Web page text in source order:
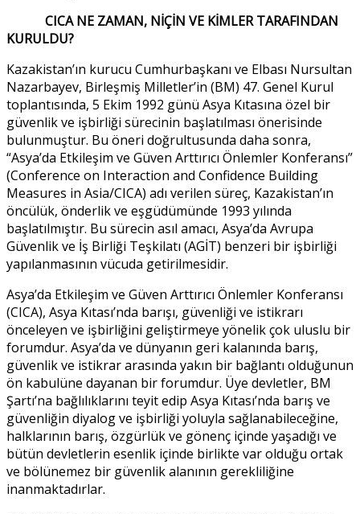
CICA NE ZAMAN, NİÇİN VE KİMLER TARAFINDAN
KURULDU?
Kazakistan’ın kurucu Cumhurbaşkanı ve Elbası Nursultan
Nazarbayev, Birleşmiş Milletler’in (BM) 47. Genel Kurul
toplantısında, 5 Ekim 1992 günü Asya Kıtasına özel bir
güvenlik ve işbirliği sürecinin başlatılması önerisinde
bulunmuştur. Bu öneri doğrultusunda daha sonra,
“Asya’da Etkileşim ve Güven Arttırıcı Önlemler Konferansı”
(Conference on Interaction and Confidence Building
Measures in Asia/CICA) adı verilen süreç, Kazakistan’ın
öncülük, önderlik ve eşgüdümünde 1993 yılında
başlatılmıştır. Bu sürecin asıl amacı, Asya’da Avrupa
Güvenlik ve İş Birliği Teşkilatı (AGİT) benzeri bir işbirliği
yapılanmasının vücuda getirilmesidir.
Asya’da Etkileşim ve Güven Arttırıcı Önlemler Konferansı
(CICA), Asya Kıtası’nda barışı, güvenliği ve istikrarı
önceleyen ve işbirliğini geliştirmeye yönelik çok uluslu bir
forumdur. Asya’da ve dünyanın geri kalanında barış,
güvenlik ve istikrar arasında yakın bir bağlantı olduğunun
ön kabulüne dayanan bir forumdur. Üye devletler, BM
Şartı’na bağlılıklarını teyit edip Asya Kıtası’nda barış ve
güvenliğin diyalog ve işbirliği yoluyla sağlanabileceğine,
halklarının barış, özgürlük ve gönenç içinde yaşadığı ve
bütün devletlerin esenlik içinde birlikte var olduğu ortak
ve bölünemez bir güvenlik alanının gerekliliğine
inanmaktadırlar.